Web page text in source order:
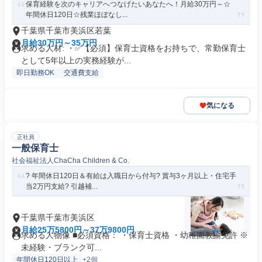
保育経験を次のキャリアへつなげたいあなたへ！月給30万円～☆
年間休日120日☆残業ほぼなし...
千葉県千葉市美浜区若葉
月給30万円～35万円
求める人材: ・✅【必須】保育士資格をお持ちで、常勤保育士
として5年以上の実務経験が...
即日勤務OK 交通費支給
気になる
正社員
一般保育士
社会福祉法人ChaCha Children & Co.
? 年間休日120日＆有給は入職日から付与? 賞与3ヶ月以上・住宅手
当2万円支給? 引越補...
千葉県千葉市美浜区
月給25万5800円～37万9800円
求める人物像 ■必須資格： ・保育士資格 ・幼稚園教諭免許 ※
未経験・ブランク可...
年間休日120日以上 +2個